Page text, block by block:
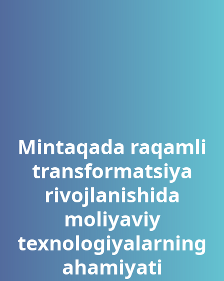
Mintaqada raqamli
transformatsiya
rivojlanishida
moliyaviy
texnologiyalarning
ahamiyati